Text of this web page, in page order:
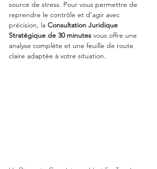
source de stress. Pour vous permettre de
reprendre le contrôle et d’agir avec
précision, la Consultation Juridique
Stratégique de 30 minutes vous offre une
analyse complète et une feuille de route
claire adaptée à votre situation.